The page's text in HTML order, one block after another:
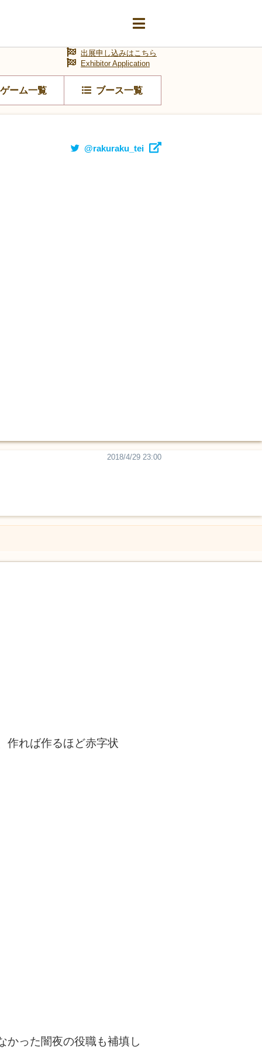
ゲーム一覧 ブース一覧
出展申し込みはこちら
Exhibitor Application
@rakuraku_tei
2018/4/29 23:00
作れば作るほど赤字状
かった闇夜の役職も補填し